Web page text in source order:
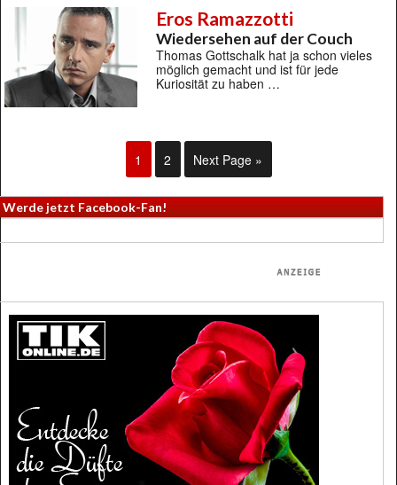
Eros Ramazzotti
Wiedersehen auf der Couch
Thomas Gottschalk hat ja schon vieles
möglich gemacht und ist für jede
Kuriosität zu haben …
1 2 Next Page »
Werde jetzt Facebook-Fan!